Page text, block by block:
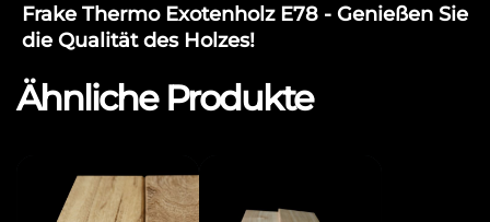
Frake Thermo Exotenholz E78 - Genießen Sie
die Qualität des Holzes!
Ähnliche Produkte